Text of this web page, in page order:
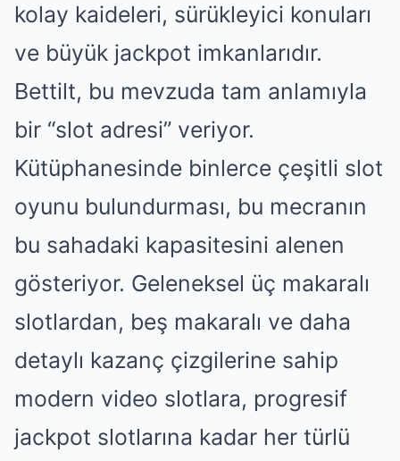
kolay kaideleri, sürükleyici konuları
ve büyük jackpot imkanlarıdır.
Bettilt, bu mevzuda tam anlamıyla
bir “slot adresi” veriyor.
Kütüphanesinde binlerce çeşitli slot
oyunu bulundurması, bu mecranın
bu sahadaki kapasitesini alenen
gösteriyor. Geleneksel üç makaralı
slotlardan, beş makaralı ve daha
detaylı kazanç çizgilerine sahip
modern video slotlara, progresif
jackpot slotlarına kadar her türlü